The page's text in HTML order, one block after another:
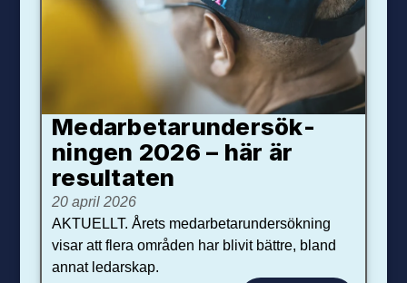
Medarbetar­under­sök­
ningen 2026 – här är
resultaten
20 april 2026
AKTUELLT. Årets medarbetarundersökning
visar att flera områden har blivit bättre, bland
annat ledarskap.